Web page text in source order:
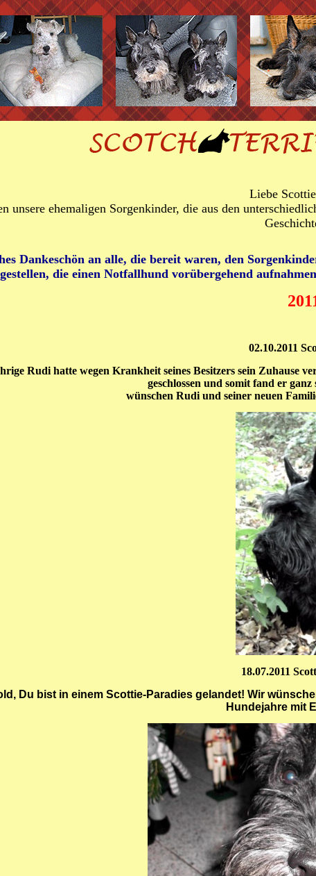
Liebe
unsere ehemaligen Sorgenkinder, die aus den
Dankeschön an alle, die bereit waren, den
die einen Notfallhund vorübergehend
02.10.2011
Rudi hatte wegen Krankheit seines Besitzers sein Zuhause
geschlossen und somit fand er
wünschen Rudi und seiner neuen
18.07.2011
Du bist in einem Scottie-Paradies gelandet! Wir
Hundejahre mit